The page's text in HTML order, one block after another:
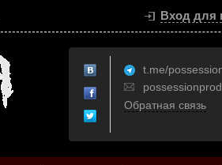
Вход для
t.me/
Обратная связь